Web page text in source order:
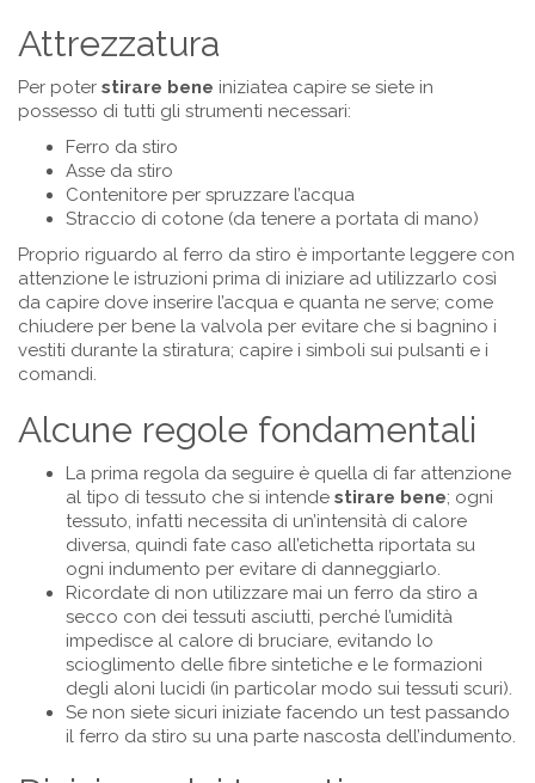
Attrezzatura
Per poter stirare bene iniziatea capire se siete in
possesso di tutti gli strumenti necessari:
Ferro da stiro
Asse da stiro
Contenitore per spruzzare l’acqua
Straccio di cotone (da tenere a portata di mano)
Proprio riguardo al ferro da stiro è importante leggere con
attenzione le istruzioni prima di iniziare ad utilizzarlo così
da capire dove inserire l’acqua e quanta ne serve; come
chiudere per bene la valvola per evitare che si bagnino i
vestiti durante la stiratura; capire i simboli sui pulsanti e i
comandi.
Alcune regole fondamentali
La prima regola da seguire è quella di far attenzione
al tipo di tessuto che si intende stirare bene; ogni
tessuto, infatti necessita di un’intensità di calore
diversa, quindi fate caso all’etichetta riportata su
ogni indumento per evitare di danneggiarlo.
Ricordate di non utilizzare mai un ferro da stiro a
secco con dei tessuti asciutti, perché l’umidità
impedisce al calore di bruciare, evitando lo
scioglimento delle fibre sintetiche e le formazioni
degli aloni lucidi (in particolar modo sui tessuti scuri).
Se non siete sicuri iniziate facendo un test passando
il ferro da stiro su una parte nascosta dell’indumento.